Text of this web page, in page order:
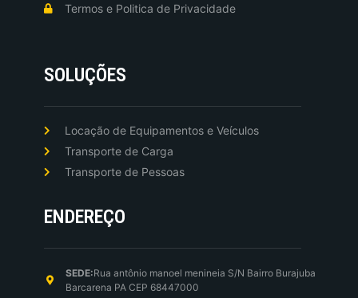
Termos e Politica de Privacidade
SOLUÇÕES
Locação de Equipamentos e Veículos
Transporte de Carga
Transporte de Pessoas
ENDEREÇO
SEDE:Rua antônio manoel menineia S/N Bairro Burajuba
Barcarena PA CEP 68447000